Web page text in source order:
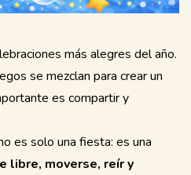
más alegres del año.
se mezclan para crear un
es compartir y
es solo una fiesta: es una
libre, moverse, reír y